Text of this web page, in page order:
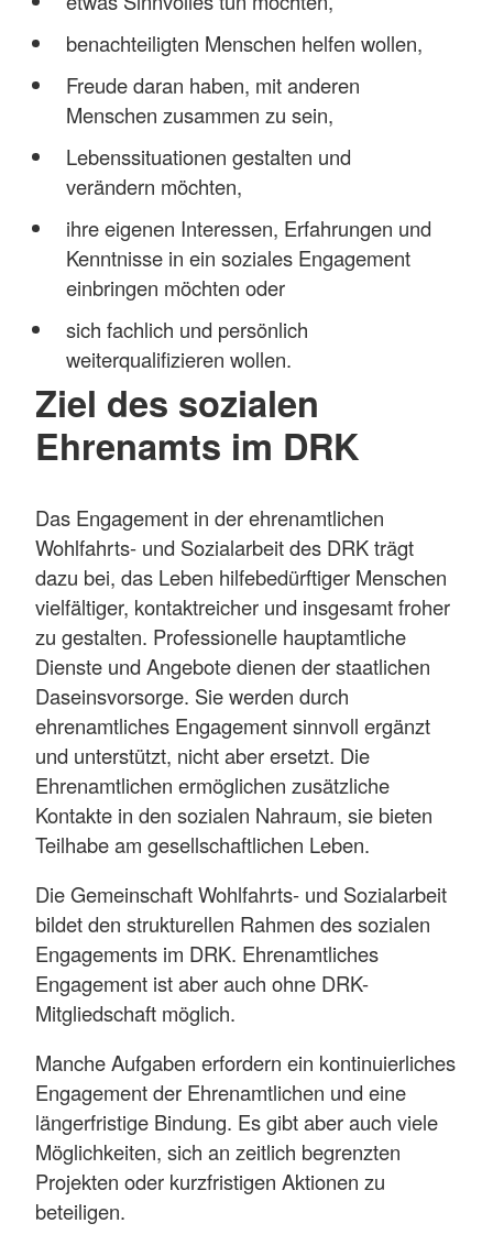
benachteiligten Menschen helfen wollen,
Freude daran haben, mit anderen
Menschen zusammen zu sein,
Lebenssituationen gestalten und
verändern möchten,
ihre eigenen Interessen, Erfahrungen und
Kenntnisse in ein soziales Engagement
einbringen möchten oder
sich fachlich und persönlich
weiterqualifizieren wollen.
Ziel des sozialen
Ehrenamts im DRK
Das Engagement in der ehrenamtlichen
Wohlfahrts- und Sozialarbeit des DRK trägt
dazu bei, das Leben hilfebedürftiger Menschen
vielfältiger, kontaktreicher und insgesamt froher
zu gestalten. Professionelle hauptamtliche
Dienste und Angebote dienen der staatlichen
Daseinsvorsorge. Sie werden durch
ehrenamtliches Engagement sinnvoll ergänzt
und unterstützt, nicht aber ersetzt. Die
Ehrenamtlichen ermöglichen zusätzliche
Kontakte in den sozialen Nahraum, sie bieten
Teilhabe am gesellschaftlichen Leben.
Die Gemeinschaft Wohlfahrts- und Sozialarbeit
bildet den strukturellen Rahmen des sozialen
Engagements im DRK. Ehrenamtliches
Engagement ist aber auch ohne DRK-
Mitgliedschaft möglich.
Manche Aufgaben erfordern ein kontinuierliches
Engagement der Ehrenamtlichen und eine
längerfristige Bindung. Es gibt aber auch viele
Möglichkeiten, sich an zeitlich begrenzten
Projekten oder kurzfristigen Aktionen zu
beteiligen.